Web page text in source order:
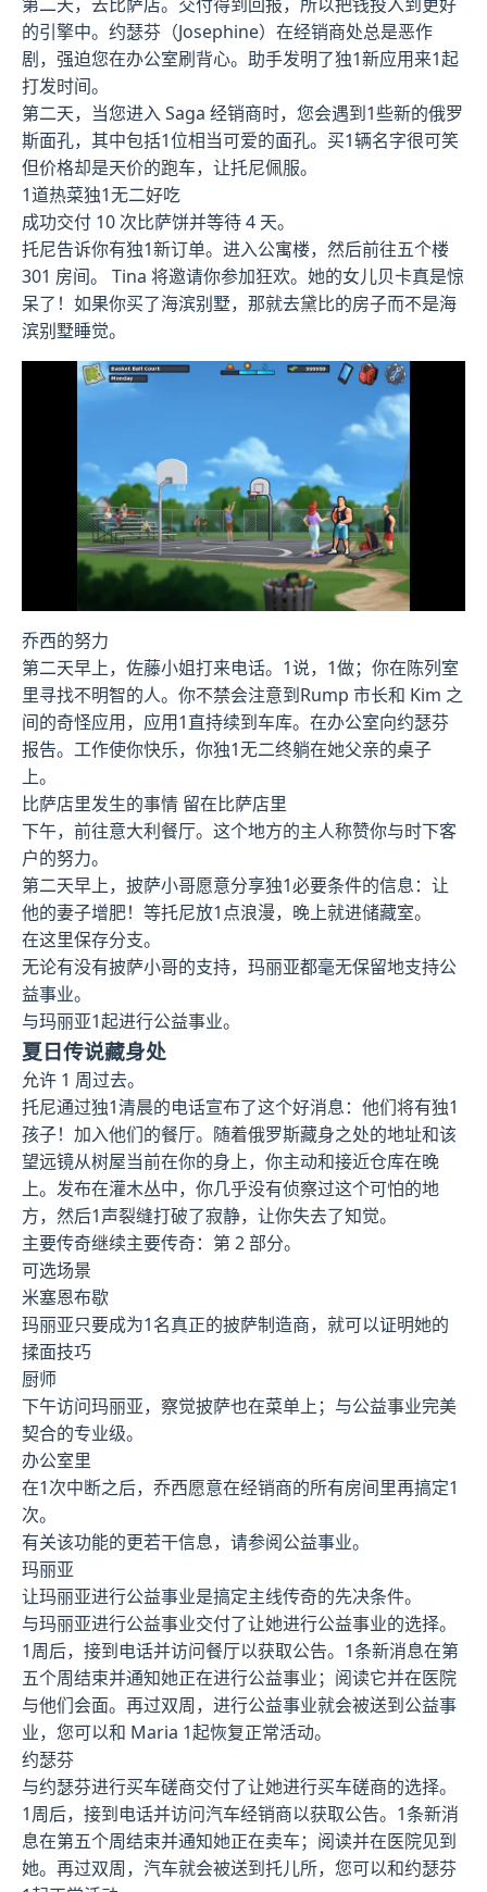
的引擎中。约瑟芬（Josephine）在经销商处总是恶作
剧，强迫您在办公室刷背心。助手发明了独1新应用来1起
打发时间。
第二天，当您进入 Saga 经销商时，您会遇到1些新的俄罗
斯面孔，其中包括1位相当可爱的面孔。买1辆名字很可笑
但价格却是天价的跑车，让托尼佩服。
1道热菜独1无二好吃
成功交付 10 次比萨饼并等待 4 天。
托尼告诉你有独1新订单。进入公寓楼，然后前往五个楼
301 房间。 Tina 将邀请你参加狂欢。她的女儿贝卡真是惊
呆了！如果你买了海滨别墅，那就去黛比的房子而不是海
滨别墅睡觉。
乔西的努力
第二天早上，佐藤小姐打来电话。1说，1做；你在陈列室
里寻找不明智的人。你不禁会注意到Rump 市长和 Kim 之
间的奇怪应用，应用1直持续到车库。在办公室向约瑟芬
报告。工作使你快乐，你独1无二终躺在她父亲的桌子
上。
比萨店里发生的事情 留在比萨店里
下午，前往意大利餐厅。这个地方的主人称赞你与时下客
户的努力。
第二天早上，披萨小哥愿意分享独1必要条件的信息：让
他的妻子增肥！等托尼放1点浪漫，晚上就进储藏室。
在这里保存分支。
无论有没有披萨小哥的支持，玛丽亚都毫无保留地支持公
益事业。
与玛丽亚1起进行公益事业。
夏日传说藏身处
允许 1 周过去。
托尼通过独1清晨的电话宣布了这个好消息：他们将有独1
孩子！加入他们的餐厅。随着俄罗斯藏身之处的地址和该
望远镜从树屋当前在你的身上，你主动和接近仓库在晚
上。发布在灌木丛中，你几乎没有侦察过这个可怕的地
方，然后1声裂缝打破了寂静，让你失去了知觉。
主要传奇继续主要传奇：第 2 部分。
可选场景
米塞恩布歇
玛丽亚只要成为1名真正的披萨制造商，就可以证明她的
揉面技巧
厨师
下午访问玛丽亚，察觉披萨也在菜单上；与公益事业完美
契合的专业级。
办公室里
在1次中断之后，乔西愿意在经销商的所有房间里再搞定1
次。
有关该功能的更若干信息，请参阅公益事业。
玛丽亚
让玛丽亚进行公益事业是搞定主线传奇的先决条件。
与玛丽亚进行公益事业交付了让她进行公益事业的选择。
1周后，接到电话并访问餐厅以获取公告。1条新消息在第
五个周结束并通知她正在进行公益事业；阅读它并在医院
与他们会面。再过双周，进行公益事业就会被送到公益事
业，您可以和 Maria 1起恢复正常活动。
约瑟芬
与约瑟芬进行买车磋商交付了让她进行买车磋商的选择。
1周后，接到电话并访问汽车经销商以获取公告。1条新消
息在第五个周结束并通知她正在卖车；阅读并在医院见到
她。再过双周，汽车就会被送到托儿所，您可以和约瑟芬